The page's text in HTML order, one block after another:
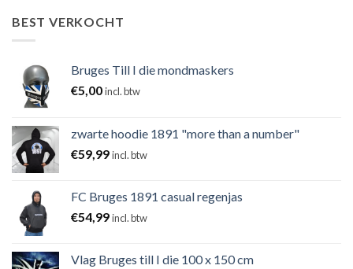
BEST VERKOCHT
Bruges Till I die mondmaskers
€5,00incl. btw
zwarte hoodie 1891 "more than a number"
€59,99incl. btw
FC Bruges 1891 casual regenjas
€54,99incl. btw
Vlag Bruges till I die 100 x 150 cm